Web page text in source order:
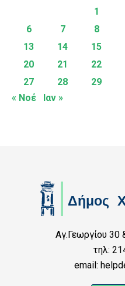
1
6
7 8
13
14 15
20
21 22
27
28 29
« Νοέ
Ιαν »
Αγ.Γεωργίου 30
τηλ:
email: